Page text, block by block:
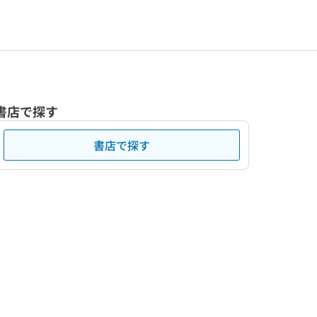
店で探す
書店で探す